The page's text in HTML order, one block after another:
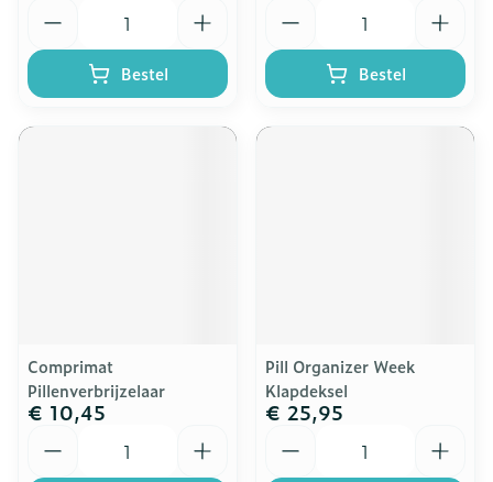
Bestel Bestel
Comprimat
Pillenverbrijzelaar
€ 10,45
Pill Organizer Week
Klapdeksel
€ 25,95